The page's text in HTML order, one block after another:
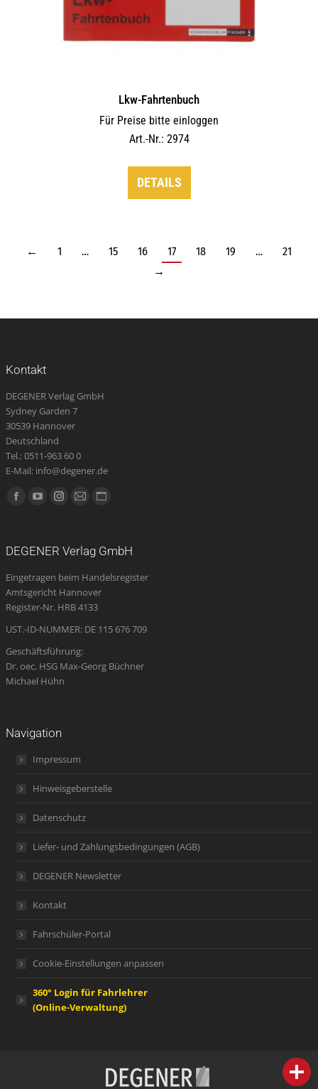
Lkw-Fahrtenbuch
Für Preise bitte einloggen
Art.-Nr.: 2974
DETAILS
← 1 … 15 16 17 18 19 …
21
→
Kontakt
DEGENER Verlag GmbH
Sydney Garden 7
30539 Hannover
Deutschland
Tel.: 0511-963 60 0
E-Mail: info@degener.de
Finden Sie uns auf:
Facebook
new
window
YouTube
new
window
Instagram
new
window
E-
opens
in
new
Website
new
DEGENER Verlag GmbH
Eingetragen beim Handelsregister
Amtsgericht Hannover
Register-Nr. HRB 4133
UST.-ID-NUMMER: DE 115 676 709
Geschäftsführung:
Dr. oec. HSG Max-Georg Büchner
Michael Hühn
Navigation
Impressum
Hinweisgeberstelle
Datenschutz
Liefer- und Zahlungsbedingungen (AGB)
DEGENER Newsletter
Kontakt
Fahrschüler-Portal
Cookie-Einstellungen anpassen
360° Login für Fahrlehrer
(Online-Verwaltung)
person IHR FACHBERATER